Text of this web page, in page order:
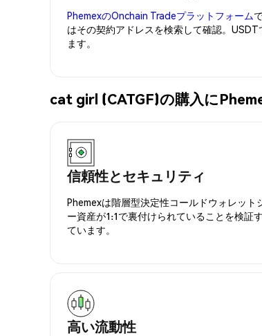
PhemexのOnchain Tradeプラットフォーム
はその契約アドレスを検索して確認。
ます。
cat girl (CATGF)の購入に
信頼性とセキュリティ
Phemexは階層型決定性コールドウォレッ
ー資産が1:1で裏付けられていることを検証す
ています。
高い流動性